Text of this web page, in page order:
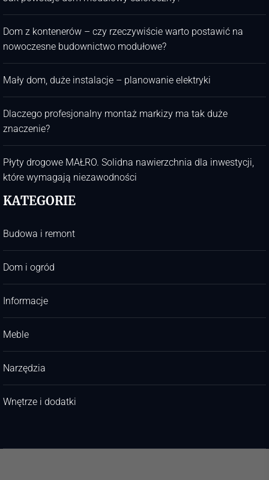
Dom z kontenerów – czy rzeczywiście warto postawić na
nowoczesne budownictwo modułowe?
Mały dom, duże instalacje – planowanie elektryki
Dlaczego profesjonalny montaż markizy ma tak duże
znaczenie?
Płyty drogowe MAŁRO. Solidna nawierzchnia dla inwestycji,
które wymagają niezawodności
KATEGORIE
Budowa i remont
Dom i ogród
Informacje
Meble
Narzędzia
Wnętrze i dodatki